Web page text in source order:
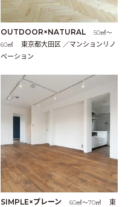
OUTDOOR×NATURAL
50㎡〜
60㎡
東京都大田区 ／マンションリノ
ベーション
SIMPLE×プレーン 60㎡〜70㎡
東